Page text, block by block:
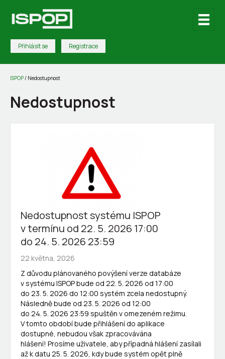
Přihlásit se Registrace
ISPOP/ Nedostupnost
Nedostupnost
Nedostupnost systému ISPOP
v termínu od 22. 5. 2026 17:00
do 24. 5. 2026 23:59
22 května, 2026
Z důvodu plánovaného povýšení verze databáze
v systému ISPOP bude od 22. 5. 2026 od 17:00
do 23. 5. 2026 do 12:00 systém zcela nedostupný.
Následně bude od 23. 5. 2026 od 12:00
do 24. 5. 2026 23:59 spuštěn v omezeném režimu.
V tomto období bude přihlášení do aplikace
dostupné, nebudou však zpracovávána
hlášení! Prosíme uživatele, aby případná hlášení zasílali
až k datu 25. 5. 2026, kdy bude systém opět plně